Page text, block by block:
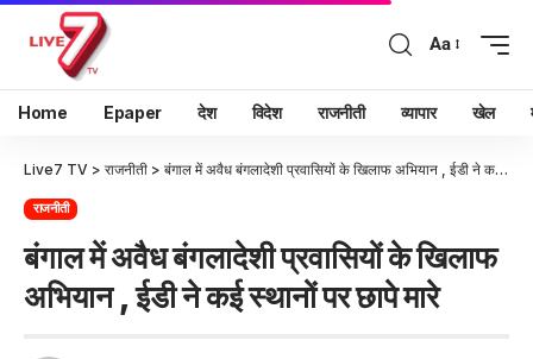
Aa
Home Epaper देश विदेश राजनीती व्यापार खेल
Live7 TV > राजनीती > बंगाल में अवैध बंगलादेशी प्रवासियों के खिलाफ अभियान , ईडी ने कई स्थानों पर छापे मारे
राजनीती
बंगाल में अवैध बंगलादेशी प्रवासियों के खिलाफ
अभियान , ईडी ने कई स्थानों पर छापे मारे